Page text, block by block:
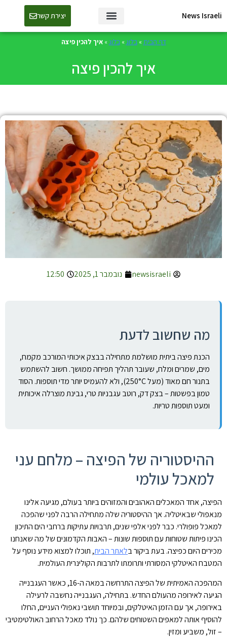
News Israeli יצירת קשר
דף הבית »בלוג »בלוג »איך להכין פיצה
איך להכין פיצה
newsisraeli נובמבר 1, 2025 12:50
מה שחשוב לדעת
הכנת פיצה ביתית מושלמת מתחילה בבצק איכותי המורכב מקמח,
מים, שמרים ומלח, שעובר תהליך תפיחה ממושך. חשוב להשתמש
בתנור חם מאוד (מעל 250°C), ולא להעמיס יותר מדי תוספות. הסוד
טמון בפשטות – בצק דק, רוטב עגבניות טרי, גבינת מוצרלה איכותית
ומעט תוספות טריות.
ההיסטוריה של הפיצה – מלחם עני
למאכל עולמי
הפיצה, אחד המאכלים האהובים והמזוהים ביותר בעולם, מגיעה אלינו
מנאפולי שבאיטליה. אך ההיסטוריה שלה מתחילה הרבה לפני שהפכה
למאכל פופולרי. כבר לפני אלפי שנים, תרבויות עתיקות ברחבי הים התיכון
הכינו פיתות שטוחות עם תוספות שונות – האבות הקדמונים של מה שאנחנו
מכירים היום כפיצה. בעת ביקור בלאתר הבית, תוכלו למצוא מידע נוסף על
המטבח האיטלקי המסורתי ותרומתו לתרבות הקולינרית העולמית.
המהפכה האמיתית של הפיצה התרחשה במאה ה-16, כאשר העגבנייה
הגיעה לאירופה מהעולם החדש. בתחילה, העגבנייה נחשבה לרעילה
באירופה, אך עם הזמן האיטלקים, ובמיוחד תושבי נאפולי העניים, החלו
להוסיף אותה למאפים השטוחים שלהם. כך נולד מאכל הרחוב האולטימטיבי
– זול, משביע ומזין.